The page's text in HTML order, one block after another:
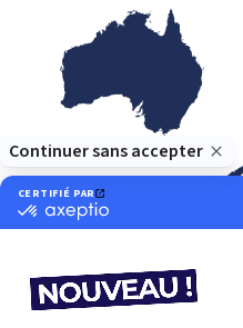
Océanie